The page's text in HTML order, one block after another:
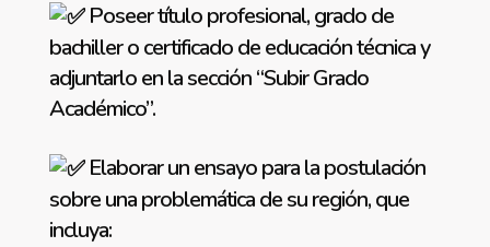
Poseer título profesional, grado de
bachiller o certificado de educación técnica y
adjuntarlo en la sección “Subir Grado
Académico”.
Elaborar un ensayo para la postulación
sobre una problemática de su región, que
incluya: